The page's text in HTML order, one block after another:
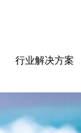
行业解决方案